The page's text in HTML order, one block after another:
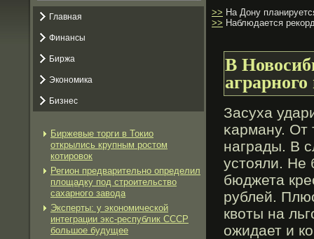
Главная
Финансы
Биржа
Экономика
Бизнес
Биржевые торги в Токио
открылись крупным ростом
котировок
Регион предварительно определил
площадку под строительство
сахарного завода
Эксперты: у экономической
интеграции экс-республик СССР
большое будущее
>> На Дону
>> Наблюдается
В
аграрного
Засуха
κарману. От
награды. В
устояли. Не
бюджета
рублей.
квоты на
ожидает и